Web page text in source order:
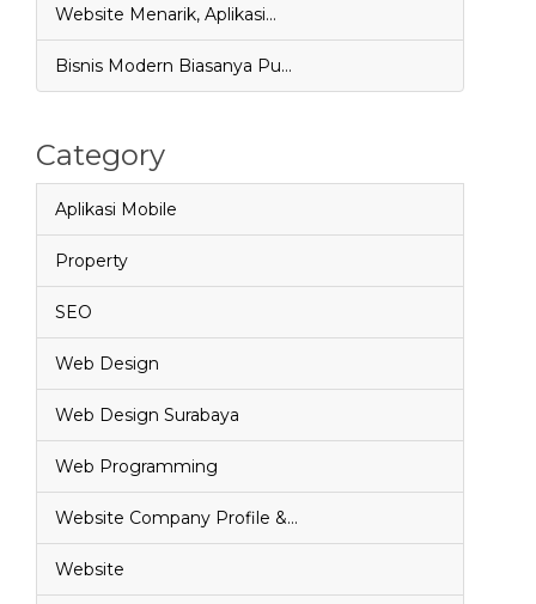
Website Menarik, Aplikasi…
Bisnis Modern Biasanya Pu…
Category
Aplikasi Mobile
Property
SEO
Web Design
Web Design Surabaya
Web Programming
Website Company Profile &…
Website